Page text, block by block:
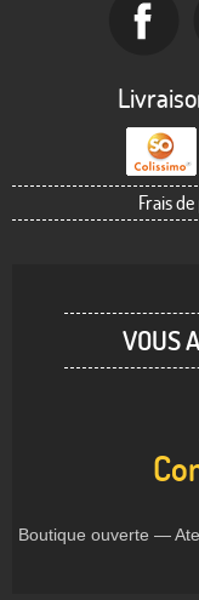
Frais
VOUS
Boutique ouverte —